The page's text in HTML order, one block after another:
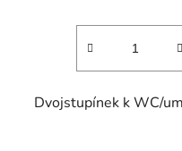
Dvojstupínek k WC/